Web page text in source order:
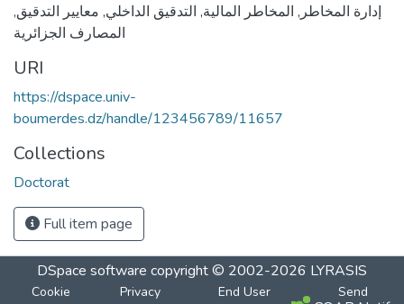
إدارة المخاطر , المخاطر المالية, التدقيق الداخلي, معايير التدقيق,
المصارف الجزائرية
URI
https://dspace.univ-
boumerdes.dz/handle/123456789/11657
Collections
Doctorat
Full item page
DSpace software copyright © 2002-2026 LYRASIS
Cookie
Privacy
End User
Send